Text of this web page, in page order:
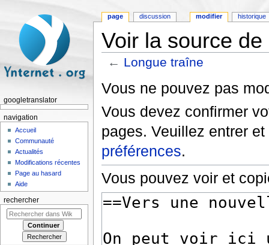
Voir la source
← Longue traîne
Vous ne pouvez pas
Vous devez confirmer
pages. Veuillez entrer
préférences.
Vous pouvez voir et
page discussion modifier historique
googletranslator
navigation
Accueil
Communauté
Actualités
Modifications récentes
Page au hasard
Aide
rechercher